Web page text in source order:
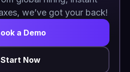
we’ve got your back!
a Demo
Start Now